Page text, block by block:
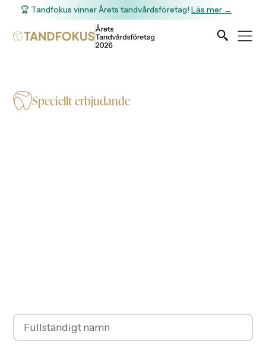
🏆 Tandfokus vinner Årets tandvårdsföretag!Läs mer →
Speciellt erbjudande